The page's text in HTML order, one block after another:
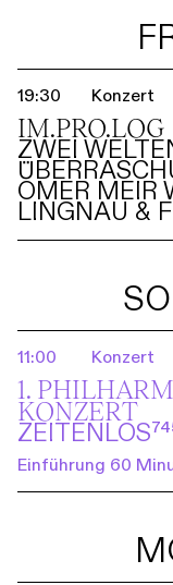
19:30 Konzert
IM.PRO.LOG
ZWEI
OMER MEIR
LINGNAU &
11:00 Konzert
1.
KONZERT
Einführung 60